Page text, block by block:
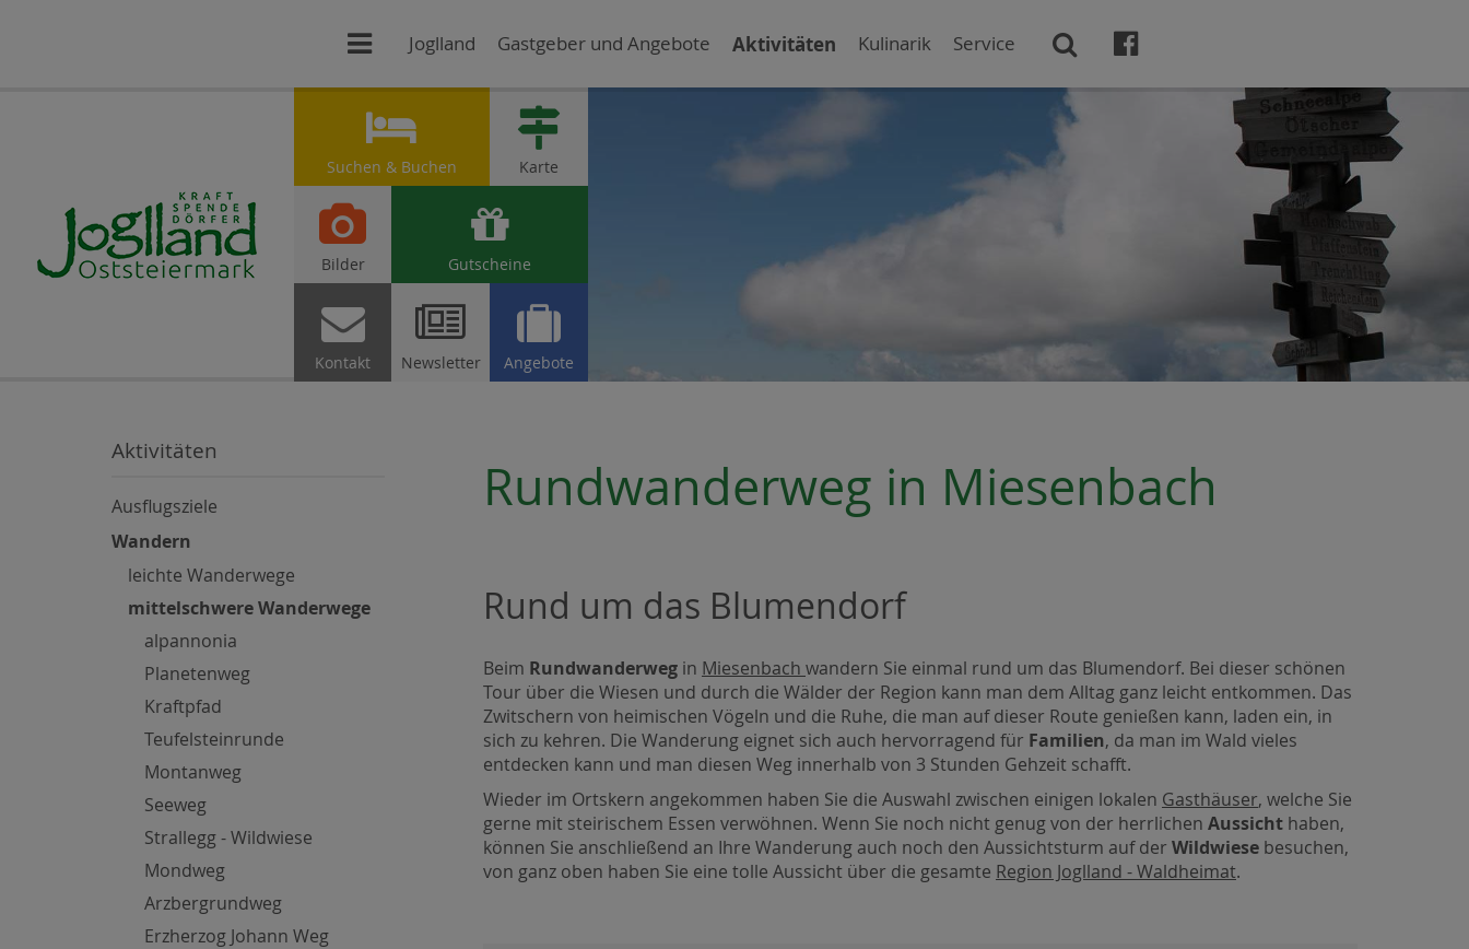

Suchen & Buchen

Karte

Bilder

Gutscheine

Kontakt

Newsletter

Angebote
Aktivitäten
Ausflugsziele
Wandern
leichte Wanderwege
mittelschwere Wanderwege
alpannonia
Planetenweg
Kraftpfad
Teufelsteinrunde
Montanweg
Seeweg
Strallegg - Wildwiese
Mondweg
Arzbergrundweg
Erzherzog Johann Weg
Rundwanderweg in Miesenbach
Rund um das Blumendorf
Beim Rundwanderweg in Miesenbach wandern Sie einmal rund um das Blumendorf. Bei dieser schönen
Tour über die Wiesen und durch die Wälder der Region kann man dem Alltag ganz leicht entkommen. Das
Zwitschern von heimischen Vögeln und die Ruhe, die man auf dieser Route genießen kann, laden ein, in
sich zu kehren. Die Wanderung eignet sich auch hervorragend für Familien, da man im Wald vieles
entdecken kann und man diesen Weg innerhalb von 3 Stunden Gehzeit schafft.
Wieder im Ortskern angekommen haben Sie die Auswahl zwischen einigen lokalen Gasthäuser, welche Sie
gerne mit steirischem Essen verwöhnen. Wenn Sie noch nicht genug von der herrlichen Aussicht haben,
können Sie anschließend an Ihre Wanderung auch noch den Aussichtsturm auf der Wildwiese besuchen,
von ganz oben haben Sie eine tolle Aussicht über die gesamte Region Joglland - Waldheimat.
 Joglland Gastgeber und Angebote Aktivitäten Kulinarik Service  